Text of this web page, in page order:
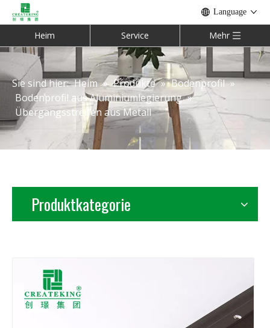
Language
Heim Service Mehr
Sie sind hier: Heim » Produkte » Bodenprofil »
Bodenprofil aus Aluminiumlegierung »
Übergangsstreifen aus Metall
Produktkategorie